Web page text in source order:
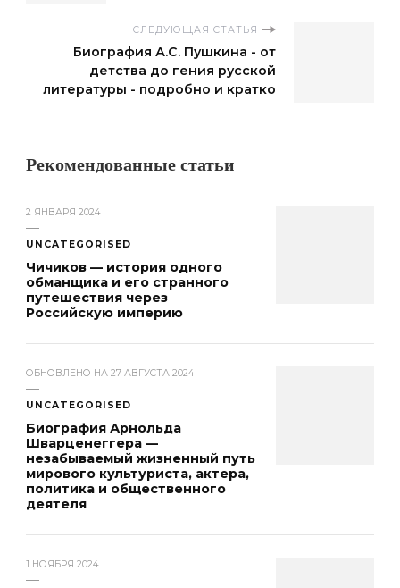
СЛЕДУЮЩАЯ СТАТЬЯ
Биография А.С. Пушкина - от
детства до гения русской
литературы - подробно и кратко
Рекомендованные статьи
2 ЯНВАРЯ 2024
UNCATEGORISED
Чичиков — история одного
обманщика и его странного
путешествия через
Российскую империю
ОБНОВЛЕНО НА 27 АВГУСТА 2024
UNCATEGORISED
Биография Арнольда
Шварценеггера —
незабываемый жизненный путь
мирового культуриста, актера,
политика и общественного
деятеля
1 НОЯБРЯ 2024